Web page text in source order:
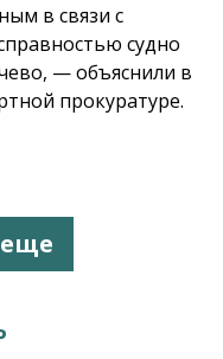
в связи с
судно
— объяснили в
прокуратуре.
еще